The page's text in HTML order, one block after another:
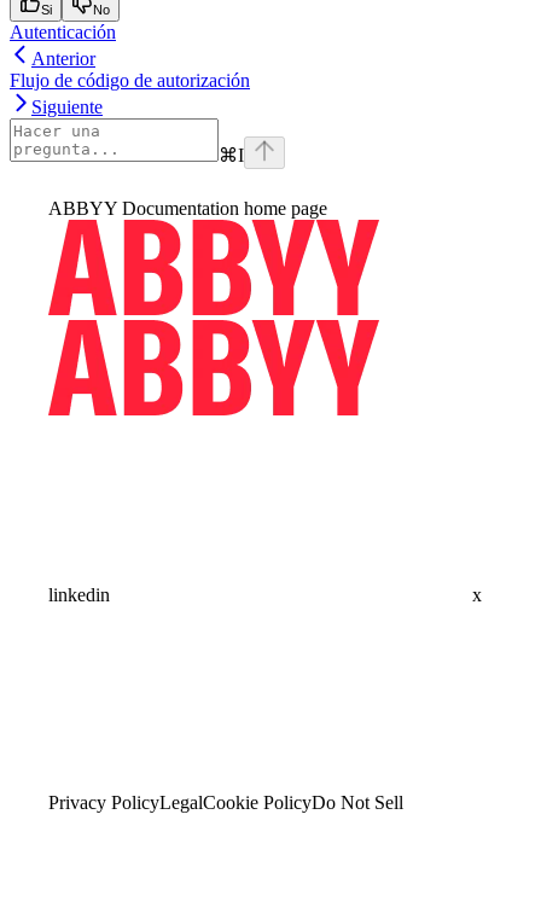
Si No
Autenticación
Anterior
Flujo de código de autorización
Siguiente
⌘I
ABBYY Documentation home page
linkedin x
Privacy PolicyLegalCookie PolicyDo Not Sell